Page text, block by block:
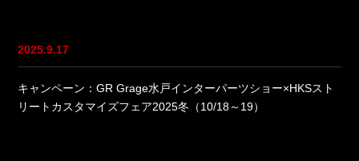
2025.9.17
キャンペーン：GR Grage水戸インターパーツショー×HKSスト
リートカスタマイズフェア2025冬（10/18～19）